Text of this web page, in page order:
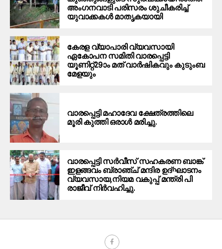
അംഗനവാടി പരിസരം ശുചീകരിച്ച്
യുവാക്കകൾ മാതൃകയായി
കേരള വ്യാപാരി വ്യവസായി
ഏകോപന സമിതി വാരപ്പെട്ടി
യൂണിറ്റ്29ാം മത് വാർഷികവും കുടുംബ
മേളയും
വാരപ്പെട്ടി മഹാദേവ ക്ഷേത്രത്തിലെ
മൂരി കുത്തി ഒരാൾ മരിച്ചു.
വാരപ്പെട്ടി സർവീസ് സഹകരണ ബാങ്ക്
ഇളങ്ങവം ബ്രാഞ്ച് മന്ദിര ഉദ്ഘാടനം
വ്യവസായ,നിയമ വകുപ്പ് മന്ത്രി പി
രാജീവ് നിർവഹിച്ചു.